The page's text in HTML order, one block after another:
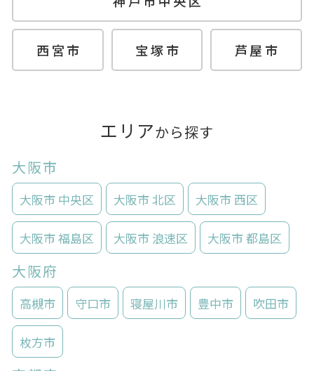
西宮市 宝塚市 芦屋市
エリアから探す
大阪市
大阪市 中央区 大阪市 北区 大阪市 西区
大阪市 福島区 大阪市 浪速区 大阪市 都島区
大阪府
高槻市 守口市 寝屋川市 豊中市 吹田市
枚方市